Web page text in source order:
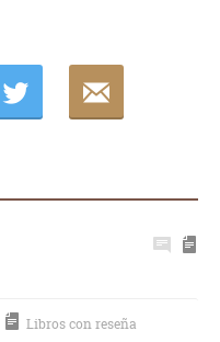
Libros con reseña